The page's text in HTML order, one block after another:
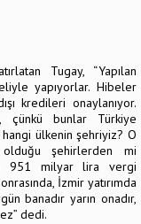
Tugay, “Yapılan
yapıyorlar. Hibeler
kredileri onaylanıyor.
çünkü bunlar Türkiye
ülkenin şehriyiz? O
şehirlerden mi
951 milyar lira vergi
İzmir yatırımda
banadır yarın onadır,
dedi.